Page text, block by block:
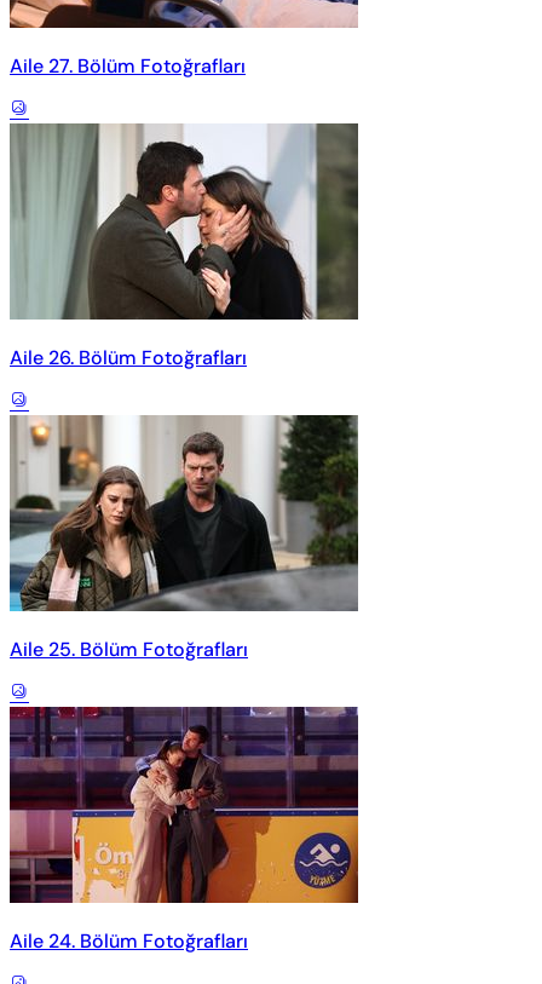
Aile 27. Bölüm Fotoğrafları
Aile 26. Bölüm Fotoğrafları
Aile 25. Bölüm Fotoğrafları
Aile 24. Bölüm Fotoğrafları